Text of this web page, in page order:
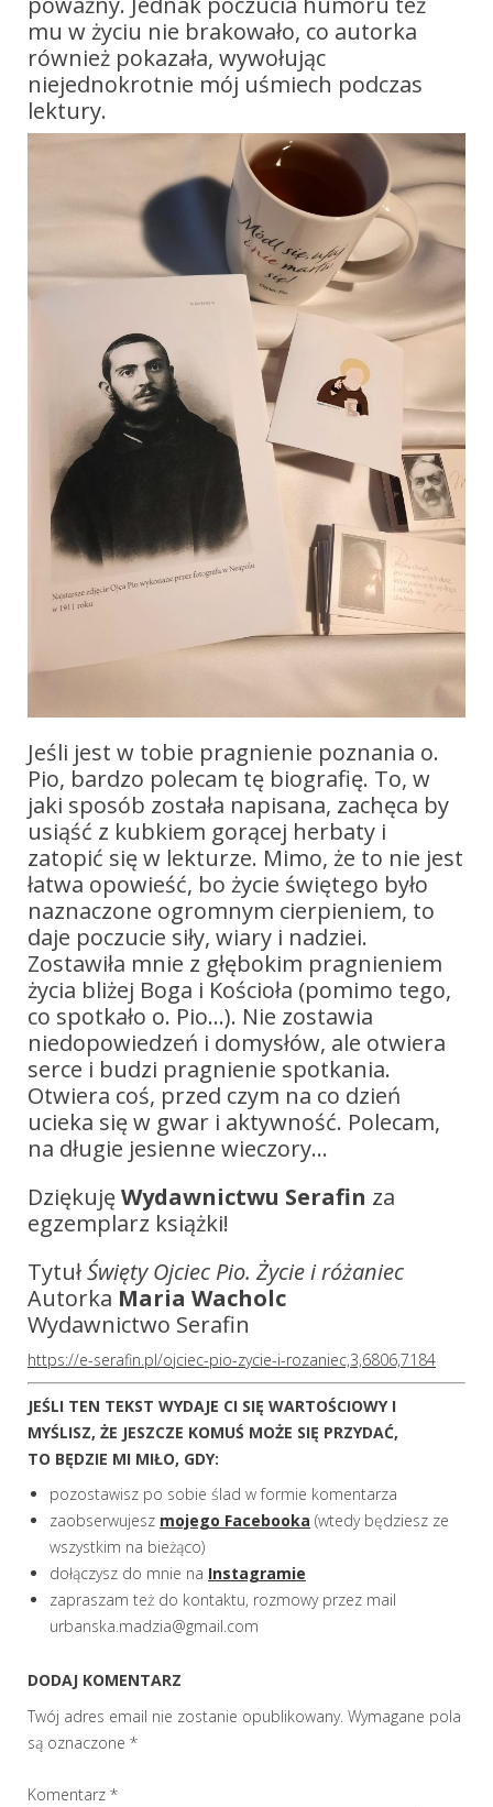
mu w życiu nie brakowało, co autorka
również pokazała, wywołując
niejednokrotnie mój uśmiech podczas
lektury.
Jeśli jest w tobie pragnienie poznania o.
Pio, bardzo polecam tę biografię. To, w
jaki sposób została napisana, zachęca by
usiąść z kubkiem gorącej herbaty i
zatopić się w lekturze. Mimo, że to nie jest
łatwa opowieść, bo życie świętego było
naznaczone ogromnym cierpieniem, to
daje poczucie siły, wiary i nadziei.
Zostawiła mnie z głębokim pragnieniem
życia bliżej Boga i Kościoła (pomimo tego,
co spotkało o. Pio…). Nie zostawia
niedopowiedzeń i domysłów, ale otwiera
serce i budzi pragnienie spotkania.
Otwiera coś, przed czym na co dzień
ucieka się w gwar i aktywność. Polecam,
na długie jesienne wieczory…
DziękujęWydawnictwu Serafin za
egzemplarz książki!
TytułŚwięty Ojciec Pio. Życie i różaniec
Autorka Maria Wacholc
Wydawnictwo Serafin
https://e-serafin.pl/ojciec-pio-zycie-i-rozaniec,3,6806,7184
JEŚLI TEN TEKST WYDAJE CI SIĘ WARTOŚCIOWY I
MYŚLISZ, ŻE JESZCZE KOMUŚ MOŻE SIĘ PRZYDAĆ,
TO BĘDZIE MI MIŁO, GDY:
pozostawisz po sobie ślad w formie komentarza
zaobserwujesz mojego Facebooka (wtedy będziesz ze
wszystkim na bieżąco)
dołączysz do mnie na Instagramie
zapraszam też do kontaktu, rozmowy przez mail
urbanska.madzia@gmail.com
DODAJ KOMENTARZ
Twój adres email nie zostanie opublikowany. Wymagane pola
są oznaczone *
Komentarz *